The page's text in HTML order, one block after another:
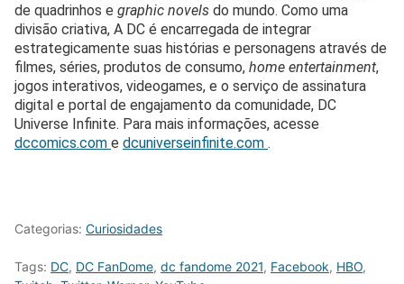
de quadrinhos e graphic novels do mundo. Como uma
divisão criativa, A DC é encarregada de integrar
estrategicamente suas histórias e personagens através de
filmes, séries, produtos de consumo, home entertainment,
jogos interativos, videogames, e o serviço de assinatura
digital e portal de engajamento da comunidade, DC
Universe Infinite. Para mais informações, acesse
dccomics.com e dcuniverseinfinite.com .
Categorias: Curiosidades
Tags: DC, DC FanDome, dc fandome 2021, Facebook, HBO,